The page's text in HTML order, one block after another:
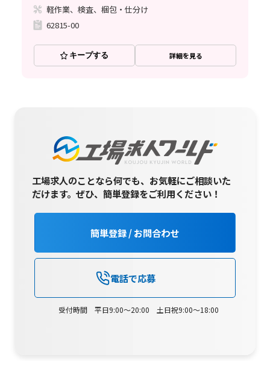
軽作業、検査、梱包・仕分け
62815-00
キープする 詳細を見る
工場求人のことなら何でも、お気軽にご相談いた
だけます。ぜひ、簡単登録をご利用ください！
簡単登録 / お問合わせ
電話で応募
受付時間 平日9:00～20:00 土日祝9:00～18:00